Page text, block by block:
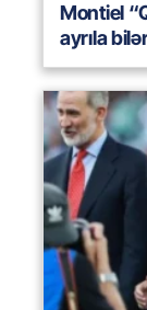
Montiel
ayrıla